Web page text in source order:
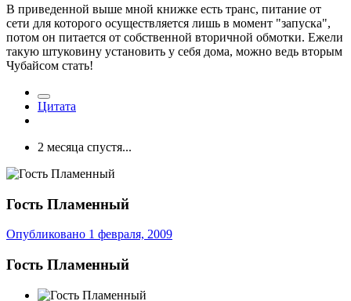
В приведенной выше мной книжке есть транс, питание от
сети для которого осуществляется лишь в момент "запуска",
потом он питается от собственной вторичной обмотки. Ежели
такую штуковину установить у себя дома, можно ведь вторым
Чубайсом стать!
Цитата
2 месяца спустя...
Гость Пламенный
Опубликовано 1 февраля, 2009
Гость Пламенный